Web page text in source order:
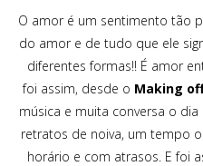
O amor é um sentimento tão
do amor e de tudo que ele
diferentes formas!! É amor
foi assim, desde o Making
música e muita conversa o
retratos de noiva, um tempo
horário e com atrasos. E foi